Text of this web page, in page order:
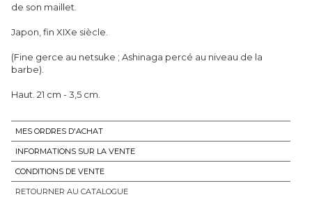
de son maillet.
Japon, fin XIXe siècle.
(Fine gerce au netsuke ; Ashinaga percé au niveau de la
barbe).
Haut. 21 cm - 3,5 cm.
MES ORDRES D'ACHAT
INFORMATIONS SUR LA VENTE
CONDITIONS DE VENTE
RETOURNER AU CATALOGUE